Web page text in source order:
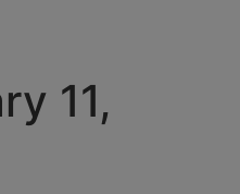
11,